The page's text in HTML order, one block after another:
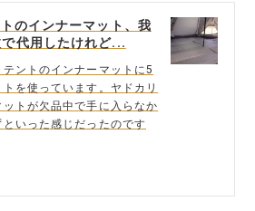
のインナーマット、我
代用したけれど...
ントのインナーマットに5
を使っています。ヤドカリ
トが欠品中で手に入らなか
いった感じだったのです